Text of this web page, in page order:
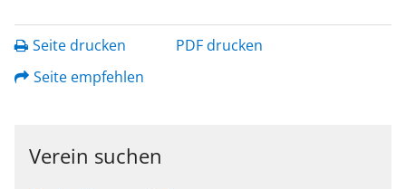
Seite drucken
PDF drucken
Seite empfehlen
Verein suchen